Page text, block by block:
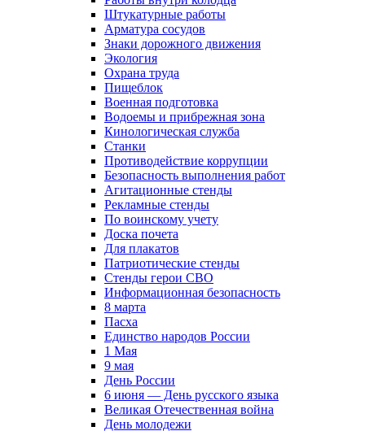
Штукатурные работы
Арматура сосудов
Знаки дорожного движения
Экология
Охрана труда
Пищеблок
Военная подготовка
Водоемы и прибрежная зона
Кинологическая служба
Станки
Противодействие коррупции
Безопасность выполнения работ
Агитационные стенды
Рекламные стенды
По воинскому учету
Доска почета
Для плакатов
Патриотические стенды
Стенды герои СВО
Информационная безопасность
8 марта
Пасха
Единство народов России
1 Мая
9 мая
День России
6 июня — День русского языка
Великая Отечественная война
День молодежи